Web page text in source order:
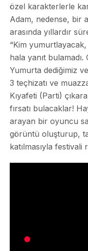
özel karakterlerle
Adam, nedense, bir
arasında yıllardır
“Kim
hala yanıt
Yumurta dediğimiz
3 teçhizatı ve
Kıyafeti (Parti)
fırsatı bulacaklar!
arayan bir oyuncu
görüntü oluşturup,
katılmasıyla festivali